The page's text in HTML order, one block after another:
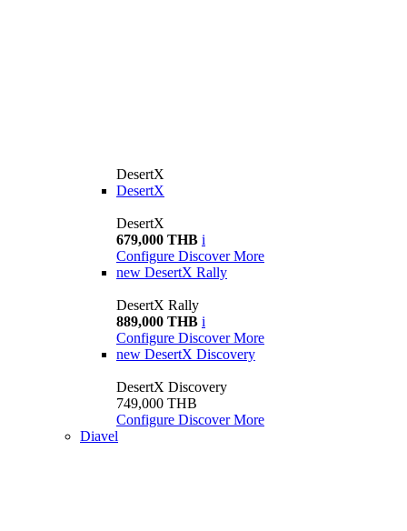
DesertX
DesertX
DesertX
679,000 THB i
Configure Discover More
new DesertX Rally
DesertX Rally
889,000 THB i
Configure Discover More
new DesertX Discovery
DesertX Discovery
749,000 THB
Configure Discover More
Diavel